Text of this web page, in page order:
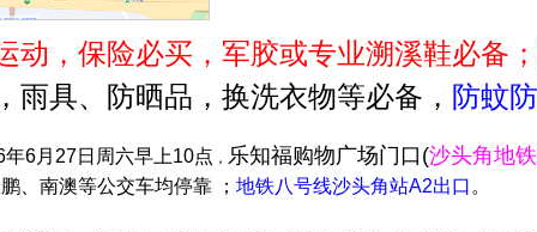
动，保险必买，军胶或专业溯溪鞋必备
雨具、防晒品，换洗衣物等必备， 防蚊
年6月27日周六早上10点 ， 乐知福购物广场门口(沙头角地
、南澳等公交车均停靠 ；地铁八号线沙头角站A2出口 。